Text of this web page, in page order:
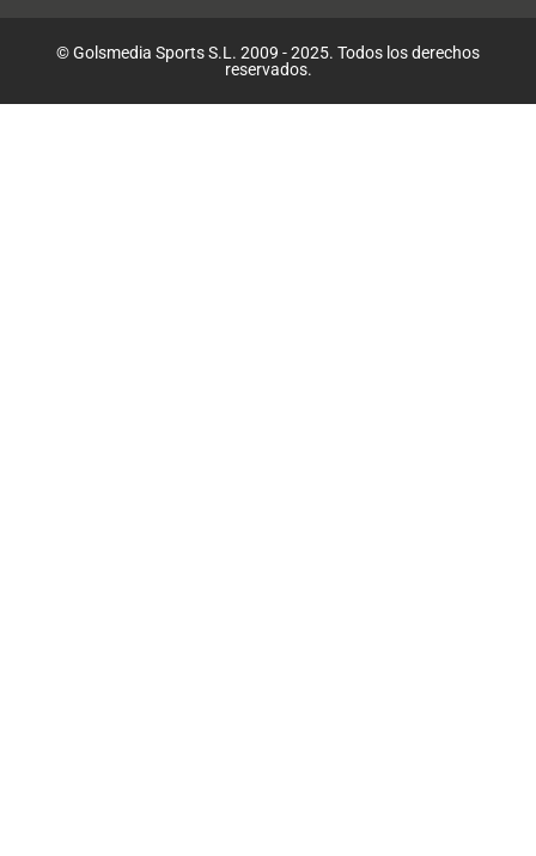
© Golsmedia Sports S.L. 2009 - 2025. Todos los derechos
reservados.